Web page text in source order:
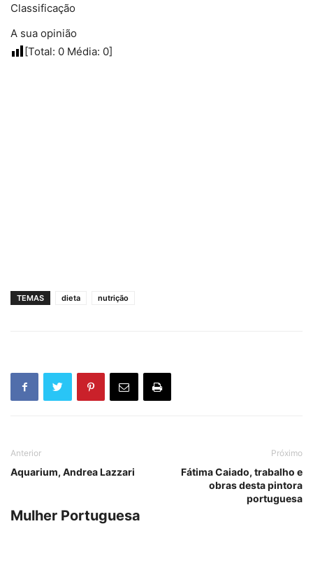
Classificação
A sua opinião
[Total: 0 Média: 0]
TEMAS dieta nutrição
Anterior
Aquarium, Andrea Lazzari
Próximo
Fátima Caiado, trabalho e
obras desta pintora
portuguesa
Mulher Portuguesa